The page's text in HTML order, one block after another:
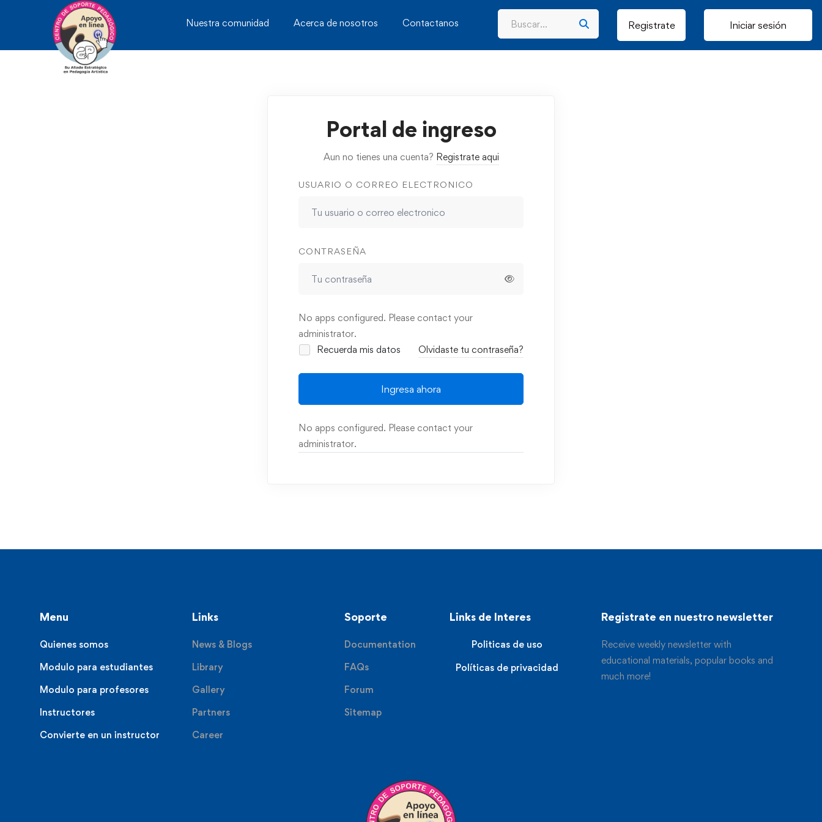
Nuestra comunidad Acerca de nosotros Contactanos Registrate Iniciar sesión
Portal de ingreso
Aun no tienes una cuenta? Registrate aqui
USUARIO O CORREO ELECTRONICO
CONTRASEÑA
No apps configured. Please contact your
administrator.
Recuerda mis datos
Olvidaste tu contraseña?
Ingresa ahora
No apps configured. Please contact your
administrator.
Menu
Quienes somos
Modulo para estudiantes
Modulo para profesores
Instructores
Convierte en un instructor
Links
News & Blogs
Library
Gallery
Partners
Career
Soporte
Documentation
FAQs
Forum
Sitemap
Links de Interes
Politicas de uso
Políticas de privacidad
Registrate en nuestro newsletter
Receive weekly newsletter with
educational materials, popular books and
much more!